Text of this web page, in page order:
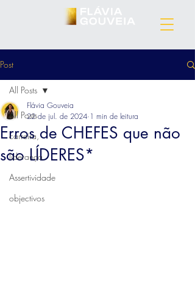
Post
All Posts
carreira,
liderança
Assertividade
objectivos
All Posts
Erros de CHEFES que não
são LÍDERES*
Flávia Gouveia
22 de jul. de 2024 1 min de leitura